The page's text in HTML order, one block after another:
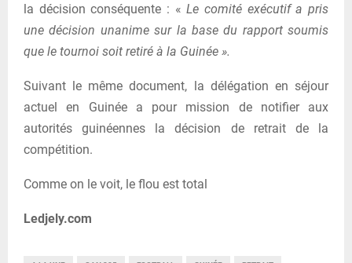
la décision conséquente : «Le comité exécutif a pris
une décision unanime sur la base du rapport soumis
que le tournoi soit retiré à la Guinée ».
Suivant le même document, la délégation en séjour
actuel en Guinée a pour mission de notifier aux
autorités guinéennes la décision de retrait de la
compétition.
Comme on le voit, le flou est total
Ledjely.com